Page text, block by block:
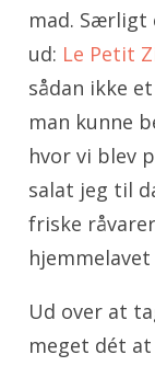
mad. Særligt
ud: Le Petit
sådan ikke
man kunne
hvor vi blev
salat jeg til
friske
Ud over at
meget dét